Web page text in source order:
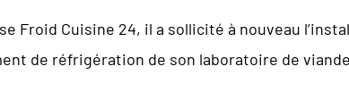
Froid Cuisine 24, il a sollicité à nouveau
de réfrigération de son laboratoire de